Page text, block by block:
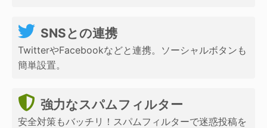
SNSとの連携
TwitterやFacebookなどと連携。ソーシャルボタンも
簡単設置。
強力なスパムフィルター
安全対策もバッチリ！スパムフィルターで迷惑投稿を